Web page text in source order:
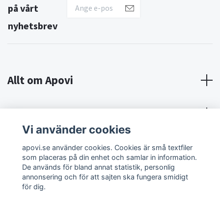
på vårt
nyhetsbrev
Allt om Apovi
Om Apovi
Sociala medier
Vi använder cookies
apovi.se använder cookies. Cookies är små textfiler
som placeras på din enhet och samlar in information.
De används för bland annat statistik, personlig
annonsering och för att sajten ska fungera smidigt
för dig.